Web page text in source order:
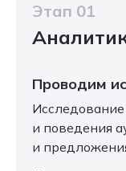
Этап 01
Проводим
и поведения
и